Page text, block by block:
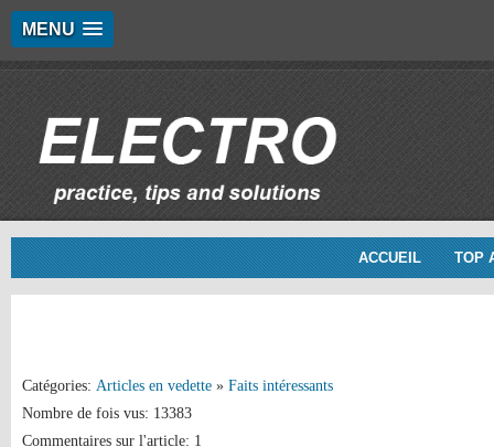
MENU
ACCUEIL TOP
Catégories: Articles en vedette » Faits intéressants
Nombre de fois vus: 13383
Commentaires sur l'article: 1